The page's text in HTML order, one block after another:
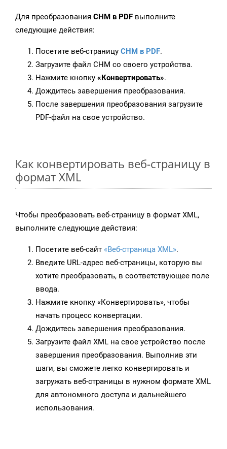
Для преобразования CHM в PDF выполните
следующие действия:
Посетите веб-страницу CHM в PDF.
Загрузите файл CHM со своего устройства.
Нажмите кнопку «Конвертировать».
Дождитесь завершения преобразования.
После завершения преобразования загрузите
PDF-файл на свое устройство.
Как конвертировать веб-страницу в
формат XML
Чтобы преобразовать веб-страницу в формат XML,
выполните следующие действия:
Посетите веб-сайт «Веб-страница XML».
Введите URL-адрес веб-страницы, которую вы
хотите преобразовать, в соответствующее поле
ввода.
Нажмите кнопку «Конвертировать», чтобы
начать процесс конвертации.
Дождитесь завершения преобразования.
Загрузите файл XML на свое устройство после
завершения преобразования. Выполнив эти
шаги, вы сможете легко конвертировать и
загружать веб-страницы в нужном формате XML
для автономного доступа и дальнейшего
использования.